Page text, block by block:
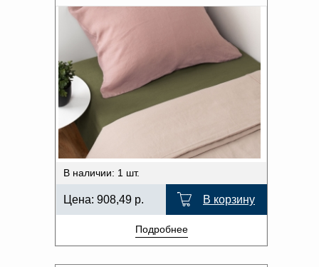
В наличии: 1 шт.
Цена: 908,49 р. В корзину
Подробнее